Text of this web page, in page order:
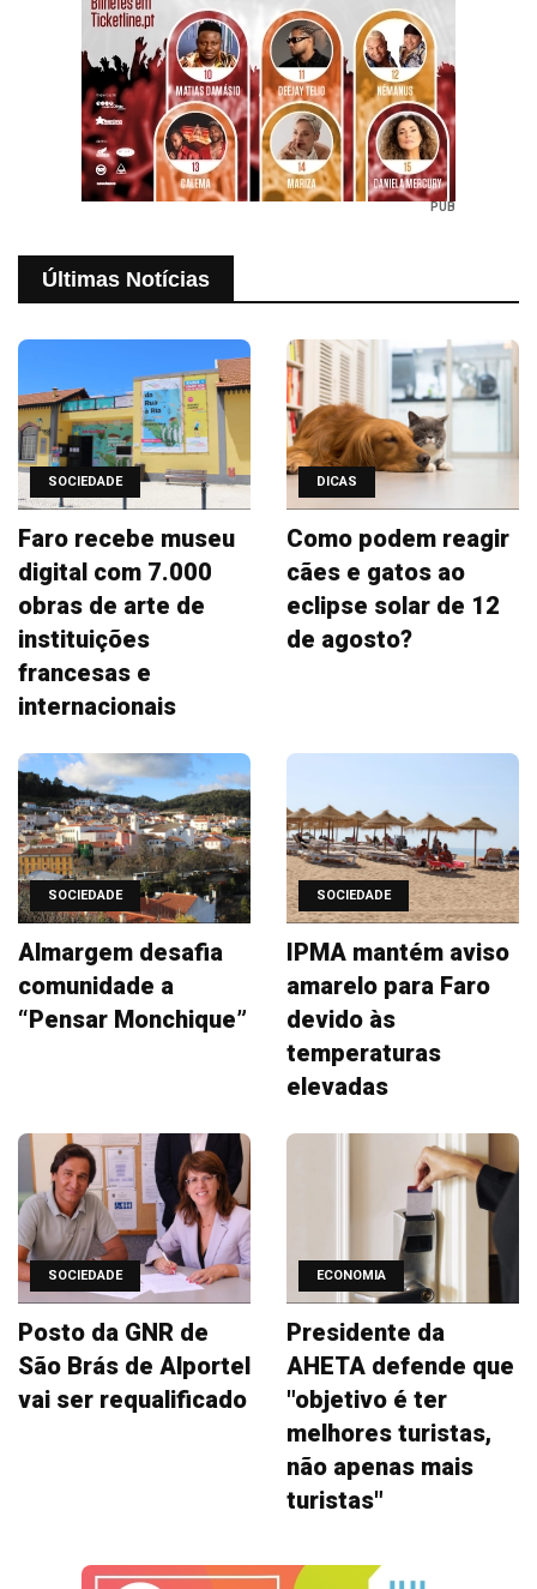
PUB
Últimas Notícias
SOCIEDADE
Faro recebe museu
digital com 7.000
obras de arte de
instituições
francesas e
internacionais
DICAS
Como podem reagir
cães e gatos ao
eclipse solar de 12
de agosto?
SOCIEDADE
Almargem desafia
comunidade a
“Pensar Monchique”
SOCIEDADE
IPMA mantém aviso
amarelo para Faro
devido às
temperaturas
elevadas
SOCIEDADE
Posto da GNR de
São Brás de Alportel
vai ser requalificado
ECONOMIA
Presidente da
AHETA defende que
"objetivo é ter
melhores turistas,
não apenas mais
turistas"